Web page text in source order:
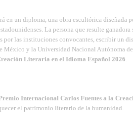
en un diploma, una obra escultórica
La persona que resulte
por las instituciones convocantes, escribir un
México y la Universidad Nacional Autónoma
Literaria en el Idioma Español 2026
Internacional Carlos Fuentes a la
el patrimonio literario de la humanidad.